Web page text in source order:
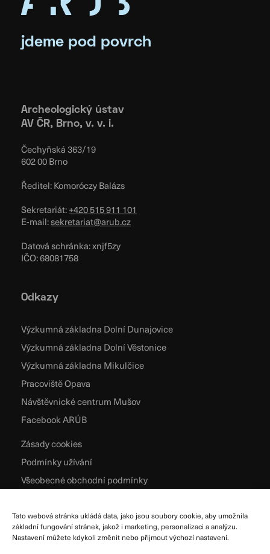
Tato webová stránka ukládá data, jako jsou soubory cookie, aby umožnila
základní fungování stránek, jakož i marketing, personalizaci a analýzu.
Nastavení můžete kdykoli změnit nebo přijmout výchozí nastavení.
jdeme pod povrch
Archeologický ústav
AV ČR, Brno, v. v. i.
Čechyňská 363/19
602 00 Brno
Ředitel: Komoróczy Balázs
Sekretariát:+420 515 911 101
E-mail:sekretariat@arub.cz
Datová schránka: xnjf5zy
IČO: 68081758
Odkazy
Výzkumná základna Dolní Dunajovice
Výzkumná základna Dolní Věstonice
Výzkumná základna Mikulčice
Pracoviště Opava
Návštěvnické centrum Mušov
Facebook ARÚB
Zásady cookies
Podmínky užívání
Všeobecné obchodní podmínky